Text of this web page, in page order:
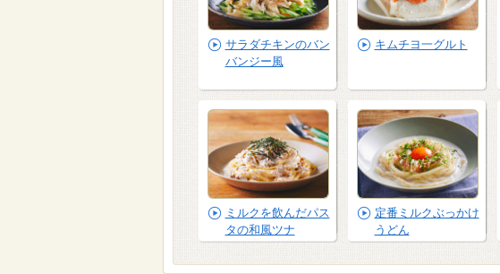
サラダチキンのバン
バンジー風
キムチヨ一グルト
ミルクを飲んだパス
タの和風ツナ
定番ミルクぶっかけ
うどん